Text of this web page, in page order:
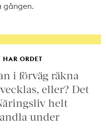
gången.
HAR ORDET
i förväg räkna
eller? Det
helt
under